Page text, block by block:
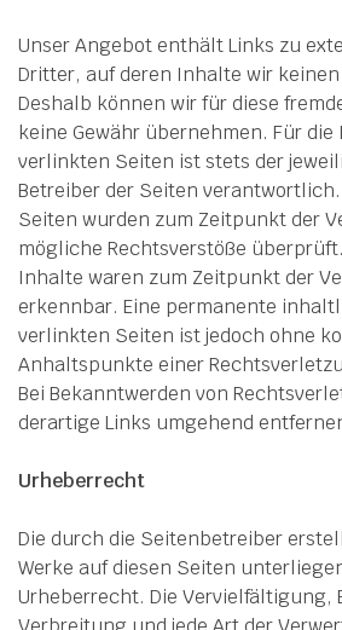
Unser Angebot enthält Links zu
Dritter, auf deren Inhalte wir
Deshalb können wir für diese
keine Gewähr übernehmen. Für
verlinkten Seiten ist stets der
Betreiber der Seiten
Seiten wurden zum Zeitpunkt der
mögliche Rechtsverstöße
Inhalte waren zum Zeitpunkt der
erkennbar. Eine permanente
verlinkten Seiten ist jedoch ohne
Anhaltspunkte einer
Bei Bekanntwerden von
derartige Links umgehend
Urheberrecht
Die durch die Seitenbetreiber
Werke auf diesen Seiten
Urheberrecht. Die Vervielfältigung,